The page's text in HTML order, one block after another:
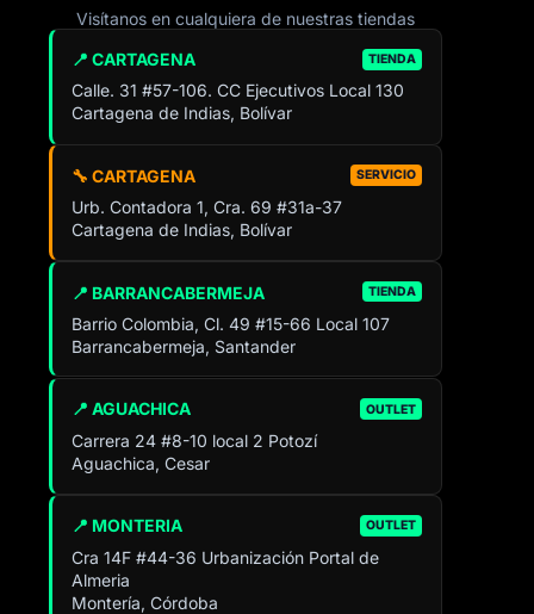
Visítanos en cualquiera de nuestras tiendas
📍 CARTAGENA TIENDA
Calle. 31 #57-106. CC Ejecutivos Local 130
Cartagena de Indias, Bolívar
🔧 CARTAGENA SERVICIO
Urb. Contadora 1, Cra. 69 #31a-37
Cartagena de Indias, Bolívar
📍 BARRANCABERMEJA TIENDA
Barrio Colombia, Cl. 49 #15-66 Local 107
Barrancabermeja, Santander
📍 AGUACHICA OUTLET
Carrera 24 #8-10 local 2 Potozí
Aguachica, Cesar
📍 MONTERIA OUTLET
Cra 14F #44-36 Urbanización Portal de
Almeria
Montería, Córdoba